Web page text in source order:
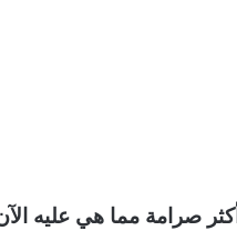
صرامة مما هي عليه